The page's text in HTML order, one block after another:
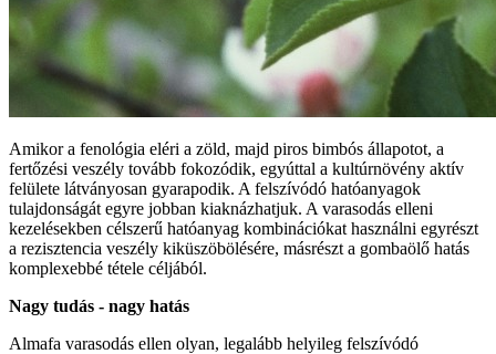
Amikor a fenológia eléri a zöld, majd piros bimbós állapotot, a
fertőzési veszély tovább fokozódik, egyúttal a kultúrnövény aktív
felülete látványosan gyarapodik. A felszívódó hatóanyagok
tulajdonságát egyre jobban kiaknázhatjuk. A varasodás elleni
kezelésekben célszerű hatóanyag kombinációkat használni egyrészt
a rezisztencia veszély kiküszöbölésére, másrészt a gombaölő hatás
komplexebbé tétele céljából.
Nagy tudás - nagy hatás
Almafa varasodás ellen olyan, legalább helyileg felszívódó